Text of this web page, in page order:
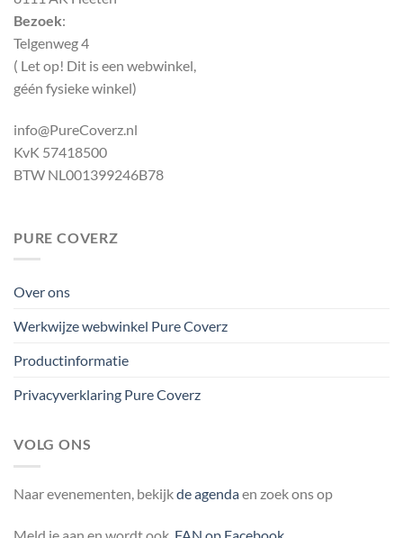
Bezoek:
Telgenweg 4
( Let op! Dit is een webwinkel,
géén fysieke winkel)
info@PureCoverz.nl
KvK 57418500
BTW NL001399246B78
PURE COVERZ
Over ons
Werkwijze webwinkel Pure Coverz
Productinformatie
Privacyverklaring Pure Coverz
VOLG ONS
Naar evenementen, bekijkde agendaen zoek ons op
Meld je aan en wordt ook FAN op Facebook